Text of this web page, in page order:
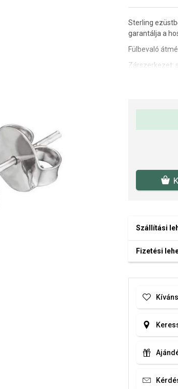
Sterling
garantálja a
Fülbevaló
Zárszerkezet:
A SOFIA az
Szállítási
Fizetési